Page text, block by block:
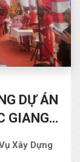
DỰ ÁN
GIANG
GIÁM
Xây Dựng